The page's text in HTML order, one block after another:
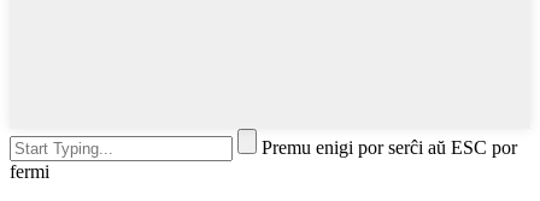
Premu enigi por serĉi aŭ ESC por
fermi